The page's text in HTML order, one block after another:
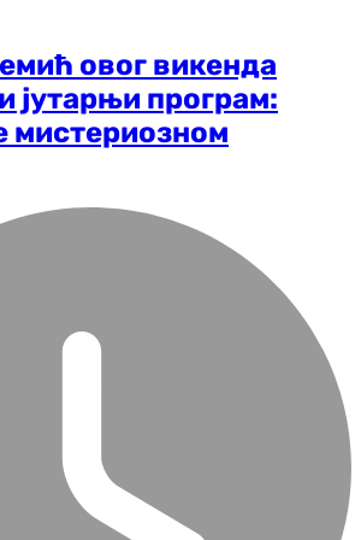
овог викенда
јутарњи програм:
мистериозном